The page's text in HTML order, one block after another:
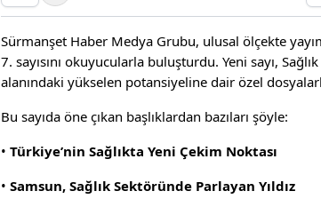
Sürmanşet Haber Medya Grubu, ulusal ölçekte
7. sayısını okuyucularla buluşturdu. Yeni sayı,
alanındaki yükselen potansiyeline dair özel
Bu sayıda öne çıkan başlıklardan bazıları şöyle:
• Türkiye’nin Sağlıkta Yeni Çekim Noktası
• Samsun, Sağlık Sektöründe Parlayan Yıldız